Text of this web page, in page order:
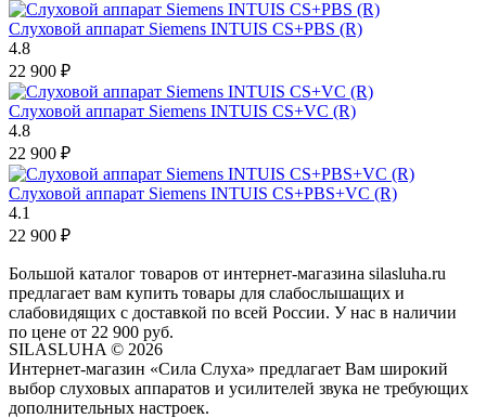
Слуховой аппарат Siemens INTUIS CS+PBS (R)
4.8
22 900 ₽
Слуховой аппарат Siemens INTUIS CS+VC (R)
4.8
22 900 ₽
Слуховой аппарат Siemens INTUIS CS+PBS+VC (R)
4.1
22 900 ₽
Большой каталог товаров от интернет-магазина silasluha.ru
предлагает вам купить товары для слабослышащих и
слабовидящих с доставкой по всей России. У нас в наличии
по цене от 22 900 руб.
SILASLUHA © 2026
Интернет-магазин «Сила Слуха» предлагает Вам широкий
выбор слуховых аппаратов и усилителей звука не требующих
дополнительных настроек.